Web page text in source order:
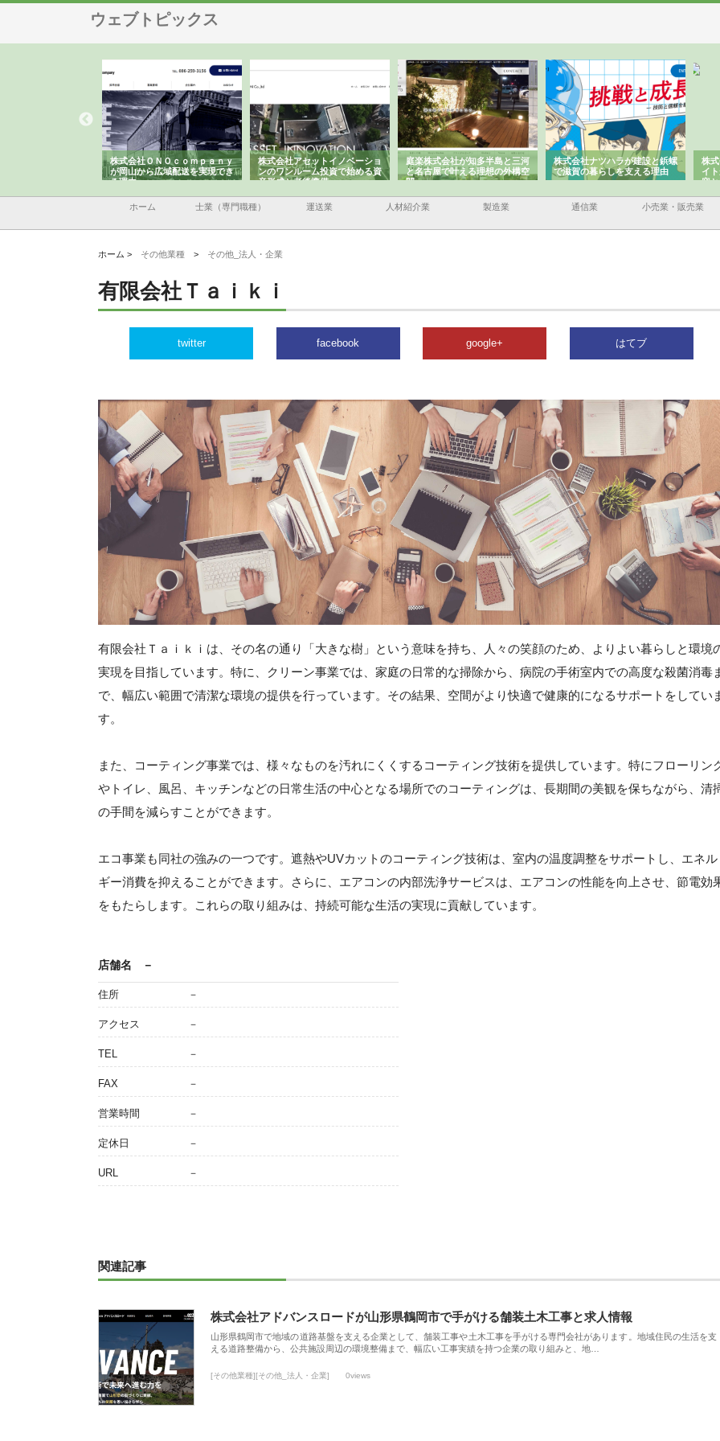
ウェブトピックス
株式会社ＯＮＯｃｏｍｐａｎｙ
が岡山から広域配送を実現でき
る理由
株式会社アセットイノベーショ
ンのワンルーム投資で始める資
産形成と老後準備
庭楽株式会社が知多半島と三河
と名古屋で叶える理想の外構空
間
株式会社ナツハラが建設と鋲螺
で滋賀の暮らしを支える理由
株
イ
容
ホーム 士業（専門職種） 運送業 人材紹介業 製造業 通信業 小売業・販売業
ホーム > その他業種 > その他_法人・企業
有限会社Ｔａｉｋｉ
twitter facebook google+ はてブ
有限会社Ｔａｉｋｉは、その名の通り「大きな樹」という意味を持ち、人々の笑顔のため、よりよい暮らしと環境
実現を目指しています。特に、クリーン事業では、家庭の日常的な掃除から、病院の手術室内での高度な殺菌消毒
で、幅広い範囲で清潔な環境の提供を行っています。その結果、空間がより快適で健康的になるサポートをしてい
す。
また、コーティング事業では、様々なものを汚れにくくするコーティング技術を提供しています。特にフローリン
やトイレ、風呂、キッチンなどの日常生活の中心となる場所でのコーティングは、長期間の美観を保ちながら、清
の手間を減らすことができます。
エコ事業も同社の強みの一つです。遮熱やUVカットのコーティング技術は、室内の温度調整をサポートし、エネル
ギー消費を抑えることができます。さらに、エアコンの内部洗浄サービスは、エアコンの性能を向上させ、節電効
をもたらします。これらの取り組みは、持続可能な生活の実現に貢献しています。
店舗名 －
住所 －
アクセス －
TEL －
FAX －
営業時間 －
定休日 －
URL －
関連記事
株式会社アドバンスロードが山形県鶴岡市で手がける舗装土木工事と求人情報
山形県鶴岡市で地域の道路基盤を支える企業として、舗装工事や土木工事を手がける専門会社があります。地域住民の生活を支
える道路整備から、公共施設周辺の環境整備まで、幅広い工事実績を持つ企業の取り組みと、地…
[その他業種][その他_法人・企業] 0views